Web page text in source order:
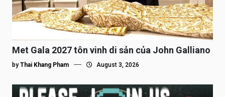
Met Gala 2027 tôn vinh di sản của John Galliano
by Thai Khang Pham August 3, 2026